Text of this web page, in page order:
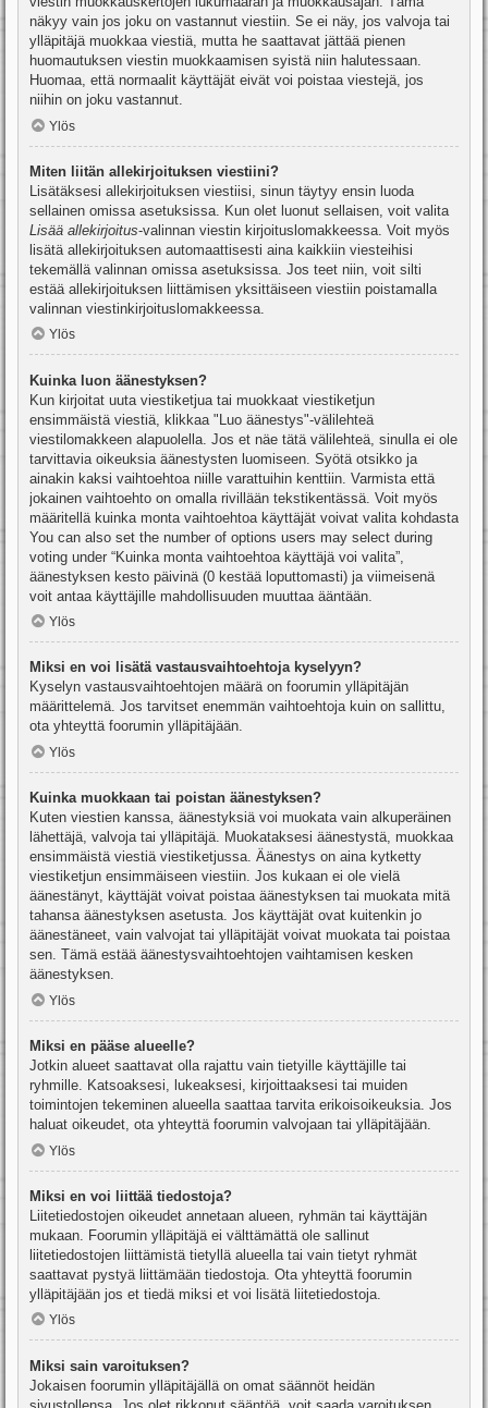
näkyy vain jos joku on vastannut viestiin. Se ei näy, jos valvoja tai
ylläpitäjä muokkaa viestiä, mutta he saattavat jättää pienen
huomautuksen viestin muokkaamisen syistä niin halutessaan.
Huomaa, että normaalit käyttäjät eivät voi poistaa viestejä, jos
niihin on joku vastannut.
Ylös
Miten liitän allekirjoituksen viestiini?
Lisätäksesi allekirjoituksen viestiisi, sinun täytyy ensin luoda
sellainen omissa asetuksissa. Kun olet luonut sellaisen, voit valita
Lisää allekirjoitus-valinnan viestin kirjoituslomakkeessa. Voit myös
lisätä allekirjoituksen automaattisesti aina kaikkiin viesteihisi
tekemällä valinnan omissa asetuksissa. Jos teet niin, voit silti
estää allekirjoituksen liittämisen yksittäiseen viestiin poistamalla
valinnan viestinkirjoituslomakkeessa.
Ylös
Kuinka luon äänestyksen?
Kun kirjoitat uuta viestiketjua tai muokkaat viestiketjun
ensimmäistä viestiä, klikkaa "Luo äänestys"-välilehteä
viestilomakkeen alapuolella. Jos et näe tätä välilehteä, sinulla ei ole
tarvittavia oikeuksia äänestysten luomiseen. Syötä otsikko ja
ainakin kaksi vaihtoehtoa niille varattuihin kenttiin. Varmista että
jokainen vaihtoehto on omalla rivillään tekstikentässä. Voit myös
määritellä kuinka monta vaihtoehtoa käyttäjät voivat valita kohdasta
You can also set the number of options users may select during
voting under “Kuinka monta vaihtoehtoa käyttäjä voi valita”,
äänestyksen kesto päivinä (0 kestää loputtomasti) ja viimeisenä
voit antaa käyttäjille mahdollisuuden muuttaa ääntään.
Ylös
Miksi en voi lisätä vastausvaihtoehtoja kyselyyn?
Kyselyn vastausvaihtoehtojen määrä on foorumin ylläpitäjän
määrittelemä. Jos tarvitset enemmän vaihtoehtoja kuin on sallittu,
ota yhteyttä foorumin ylläpitäjään.
Ylös
Kuinka muokkaan tai poistan äänestyksen?
Kuten viestien kanssa, äänestyksiä voi muokata vain alkuperäinen
lähettäjä, valvoja tai ylläpitäjä. Muokataksesi äänestystä, muokkaa
ensimmäistä viestiä viestiketjussa. Äänestys on aina kytketty
viestiketjun ensimmäiseen viestiin. Jos kukaan ei ole vielä
äänestänyt, käyttäjät voivat poistaa äänestyksen tai muokata mitä
tahansa äänestyksen asetusta. Jos käyttäjät ovat kuitenkin jo
äänestäneet, vain valvojat tai ylläpitäjät voivat muokata tai poistaa
sen. Tämä estää äänestysvaihtoehtojen vaihtamisen kesken
äänestyksen.
Ylös
Miksi en pääse alueelle?
Jotkin alueet saattavat olla rajattu vain tietyille käyttäjille tai
ryhmille. Katsoaksesi, lukeaksesi, kirjoittaaksesi tai muiden
toimintojen tekeminen alueella saattaa tarvita erikoisoikeuksia. Jos
haluat oikeudet, ota yhteyttä foorumin valvojaan tai ylläpitäjään.
Ylös
Miksi en voi liittää tiedostoja?
Liitetiedostojen oikeudet annetaan alueen, ryhmän tai käyttäjän
mukaan. Foorumin ylläpitäjä ei välttämättä ole sallinut
liitetiedostojen liittämistä tietyllä alueella tai vain tietyt ryhmät
saattavat pystyä liittämään tiedostoja. Ota yhteyttä foorumin
ylläpitäjään jos et tiedä miksi et voi lisätä liitetiedostoja.
Ylös
Miksi sain varoituksen?
Jokaisen foorumin ylläpitäjällä on omat säännöt heidän